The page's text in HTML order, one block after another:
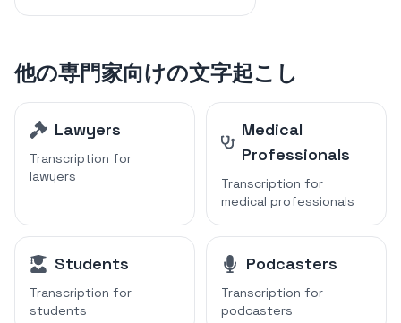
他の専門家向けの文字起こし
Lawyers
Transcription for
lawyers
Medical
Professionals
Transcription for
medical professionals
Students
Transcription for
students
Podcasters
Transcription for
podcasters